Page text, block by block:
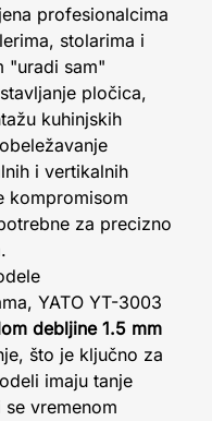
profesionalcima
stolarima i
"uradi sam"
pločica,
kuhinjskih
i vertikalnih
kompromisom
za precizno
YATO YT-3003
debljine 1.5 mm
što je ključno za
imaju tanje
vremenom